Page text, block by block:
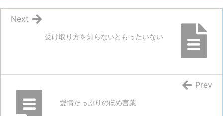
受け取り方を知らないともったいない
Next
愛情たっぷりのほめ言葉
Prev